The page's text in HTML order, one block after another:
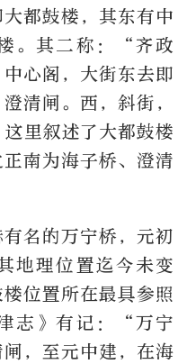
都鼓楼，其东有中
。其二称：“齐政
心阁，大街东去即
清闸。西，斜街，
里叙述了大都鼓楼
南为海子桥、澄清
名的万宁桥，元初
地理位置迄今未变
位置所在最具参照
志》有记：“万宁
，至元中建，在海